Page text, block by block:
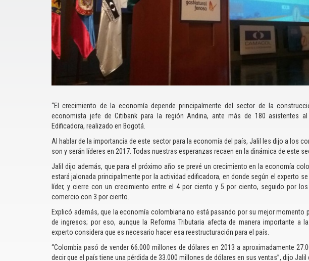
“El crecimiento de la economía depende principalmente del sector de la
economista jefe de Citibank para la región Andina, ante más de 180 asistentes al
Edificadora, realizado en Bogotá.
Al hablar de la importancia de este sector para la economía del país, Jalil les dijo a los
son y serán líderes en 2017. Todas nuestras esperanzas recaen en la dinámica de este
Jalil dijo además, que para el próximo año se prevé un crecimiento en la economía
estará jalonada principalmente por la actividad edificadora, en donde según el experto
líder, y cierre con un crecimiento entre el 4 por ciento y 5 por ciento, seguido por
comercio con 3 por ciento.
Explicó además, que la economía colombiana no está pasando por su mejor momento
de ingresos; por eso, aunque la Reforma Tributaria afecta de manera importante a
experto considera que es necesario hacer esa reestructuración para el país.
“Colombia pasó de vender 66.000 millones de dólares en 2013 a aproximadamente
decir que el país tiene una pérdida de 33.000 millones de dólares en sus ventas”, dijo